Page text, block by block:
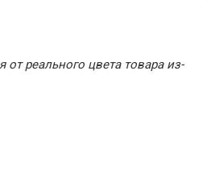
от реального цвета товара из-